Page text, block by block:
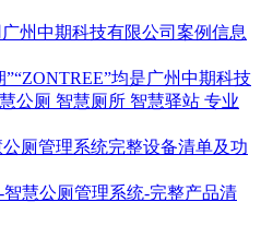
州中期科技有限公司案例信息
均是广州中期科技
公厕 智慧厕所 智慧驿站 专业
公厕管理系统完整设备清单及功
慧公厕管理系统-完整产品清